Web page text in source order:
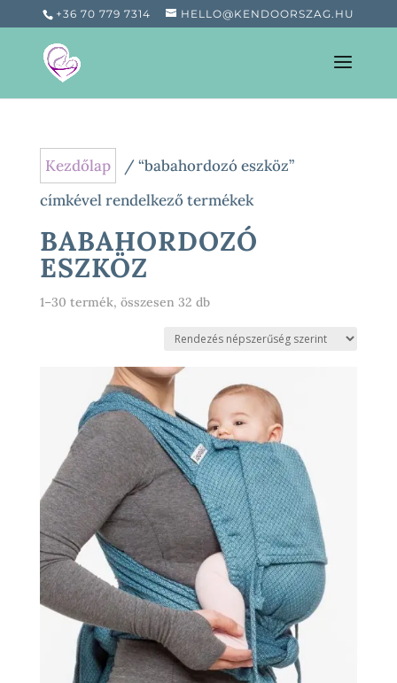
+36 70 779 7314 HELLO@KENDOORSZAG.HU
Kezdőlap
/ “babahordozó eszköz”
címkével rendelkező termékek
BABAHORDOZÓ
ESZKÖZ
1–30 termék, összesen 32 dbSorted
popularity